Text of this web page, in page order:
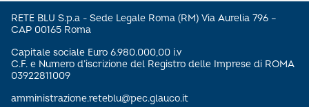
RETE BLU S.p.a - Sede Legale Roma (RM) Via Aurelia 796 –
CAP 00165 Roma
Capitale sociale Euro 6.980.000,00 i.v
C.F. e Numero d’iscrizione del Registro delle Imprese di ROMA
03922811009
amministrazione.reteblu@pec.glauco.it